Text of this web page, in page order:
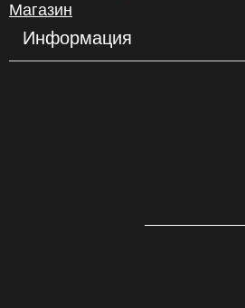
Магазин
Информация